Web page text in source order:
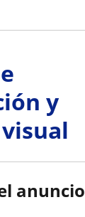
y
anuncio